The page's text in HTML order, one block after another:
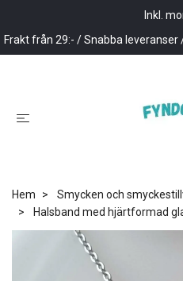
Inkl.
Frakt från 29:- / Snabba
Hem Smycken och
Halsband med hjärtformad